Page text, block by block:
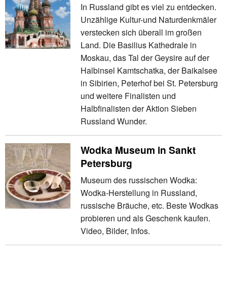
In Russland gibt es viel zu entdecken.
Unzählige Kultur-und Naturdenkmäler
verstecken sich überall im großen
Land. Die Basilius Kathedrale in
Moskau, das Tal der Geysire auf der
Halbinsel Kamtschatka, der Baikalsee
in Sibirien, Peterhof bei St. Petersburg
und weitere Finalisten und
Halbfinalisten der Aktion Sieben
Russland Wunder.
Wodka Museum in Sankt
Petersburg
Museum des russischen Wodka:
Wodka-Herstellung in Russland,
russische Bräuche, etc. Beste Wodkas
probieren und als Geschenk kaufen.
Video, Bilder, Infos.